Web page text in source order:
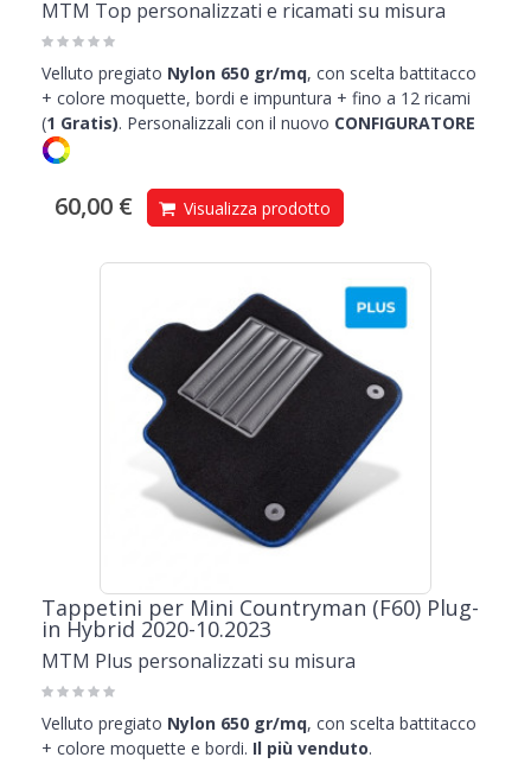
MTM Top personalizzati e ricamati su misura
Velluto pregiato Nylon 650 gr/mq, con scelta battitacco
+ colore moquette, bordi e impuntura + fino a 12 ricami
(1 Gratis). Personalizzali con il nuovo CONFIGURATORE
60,00 € Visualizza prodotto
Tappetini per Mini Countryman (F60) Plug-
in Hybrid 2020-10.2023
MTM Plus personalizzati su misura
Velluto pregiato Nylon 650 gr/mq, con scelta battitacco
+ colore moquette e bordi. Il più venduto.